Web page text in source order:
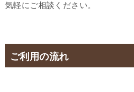
気軽にご相談ください。
ご利用の流れ